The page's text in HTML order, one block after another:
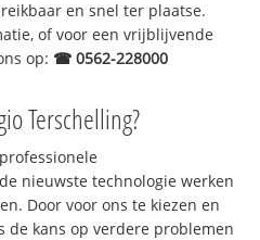
en snel ter plaatse.
of voor een vrijblijvende
op: ☎ 0562-228000
Terschelling?
nieuwste technologie werken
Door voor ons te kiezen en
de kans op verdere problemen